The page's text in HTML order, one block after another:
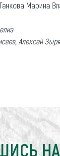
Марина
Алексей